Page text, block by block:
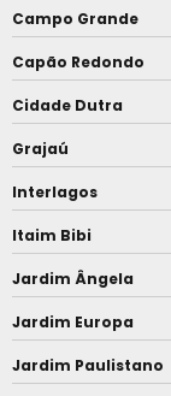
Campo Grande
Capão Redondo
Cidade Dutra
Grajaú
Interlagos
Itaim Bibi
Jardim Ângela
Jardim Europa
Jardim Paulistano